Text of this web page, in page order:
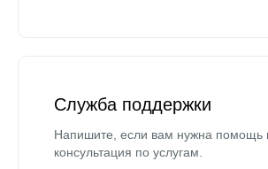
Служба поддержки
Напишите, если вам нужна помощь
консультация по услугам.